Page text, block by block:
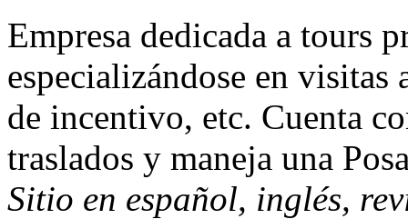
Empresa dedicada a tours
especializándose en visitas
de incentivo, etc. Cuenta
traslados y maneja una
Sitio en español, inglés,